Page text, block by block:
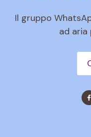
Il gruppo
ad aria